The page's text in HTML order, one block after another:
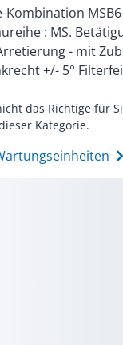
: MS.
- mit
+/- 5°
das Richtige für
Kategorie.